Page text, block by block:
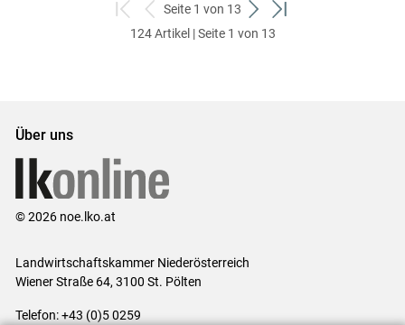
zum
ersten
zurück
zum
Seite 1 von 13
weiter
zum
zum
124 Artikel | Seite 1 von 13
Über uns
© 2026 noe.lko.at
Landwirtschaftskammer Niederösterreich
Wiener Straße 64, 3100 St. Pölten
Telefon: +43 (0)5 0259